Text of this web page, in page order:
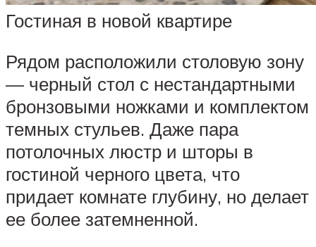
Гостиная в новой квартире
Рядом расположили столовую зону
— черный стол с нестандартными
бронзовыми ножками и комплектом
темных стульев. Даже пара
потолочных люстр и шторы в
гостиной черного цвета, что
придает комнате глубину, но делает
ее более затемненной.